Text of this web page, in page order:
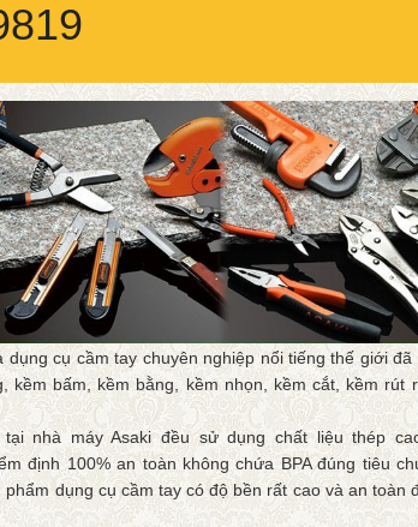
dụng cụ cầm tay chuyên nghiệp nổi tiếng thế giới
kềm bấm, kềm bằng, kềm nhọn, kềm cắt, kềm rút
nhà máy Asaki đều sử dụng chất liệu thép
định 100% an toàn không chứa BPA đúng tiêu
dụng cụ cầm tay có độ bền rất cao và an